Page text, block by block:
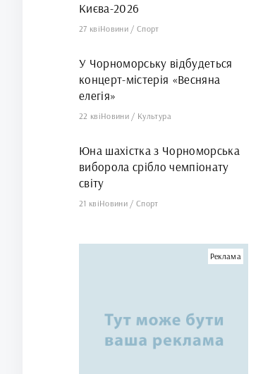
Києва-2026
27 квіНовини /Спорт
У Чорноморську відбудеться
концерт-містерія «Весняна
елегія»
22 квіНовини / Культура
Юна шахістка з Чорноморська
виборола срібло чемпіонату
світу
21 квіНовини /Спорт
Реклама